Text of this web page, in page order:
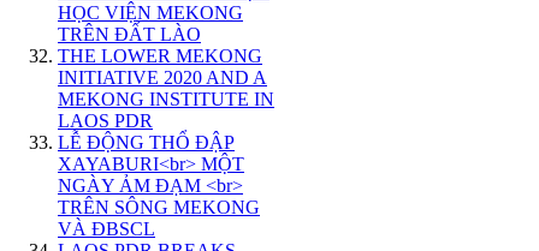
HỌC VIỆN MEKONG
TRÊN ĐẤT LÀO
THE LOWER MEKONG
INITIATIVE 2020 AND A
MEKONG INSTITUTE IN
LAOS PDR
LỄ ĐỘNG THỔ ĐẬP
XAYABURI<br> MỘT
NGÀY ẢM ĐẠM <br>
TRÊN SÔNG MEKONG
VÀ ĐBSCL